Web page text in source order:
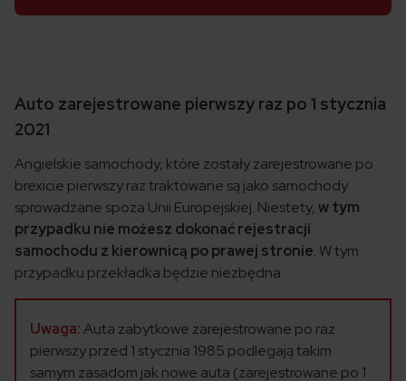
Auto zarejestrowane pierwszy raz po 1 stycznia
2021
Angielskie samochody, które zostały zarejestrowane po
brexicie pierwszy raz traktowane są jako samochody
sprowadzane spoza Unii Europejskiej. Niestety,w tym
przypadku nie możesz dokonać rejestracji
samochodu z kierownicą po prawej stronie. W tym
przypadku przekładka będzie niezbędna.
Uwaga:Auta zabytkowe zarejestrowane po raz
pierwszy przed 1 stycznia 1985 podlegają takim
samym zasadom jak nowe auta (zarejestrowane po 1